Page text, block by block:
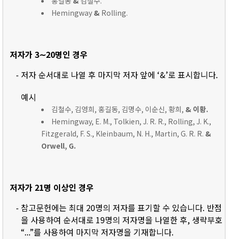
Hemingway & Rolling.
저자가 3∼20명인 경우
- 저자 순서대로 나열 후 마지막 저자 앞에 ‘&’로 표시합니다.
예시
김철수, 김영희, 홍길동, 김명수, 이순신, 황희, & 이황.
Hemingway, E. M., Tolkien, J. R. R., Rolling, J. K.,
Fitzgerald, F. S., Kleinbaum, N. H., Martin, G. R. R. &
Orwell, G.
저자가 21명 이상인 경우
- 참고문헌에는 최대 20명의 저자를 표기할 수 있습니다. 반점
을 사용하여 순서대로 19명의 저자명을 나열한 후, 생략부호
“...”를 사용하여 마지막 저자명을 기재합니다.